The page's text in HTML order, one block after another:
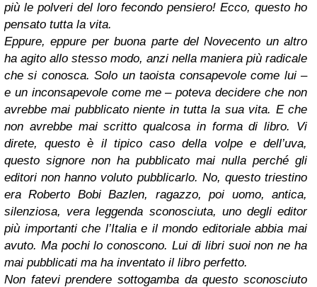
più le polveri del loro fecondo pensiero! Ecco, questo ho
pensato tutta la vita.
Eppure, eppure per buona parte del Novecento un altro
ha agito allo stesso modo, anzi nella maniera più radicale
che si conosca. Solo un taoista consapevole come lui –
e un inconsapevole come me – poteva decidere che non
avrebbe mai pubblicato niente in tutta la sua vita. E che
non avrebbe mai scritto qualcosa in forma di libro. Vi
direte, questo è il tipico caso della volpe e dell’uva,
questo signore non ha pubblicato mai nulla perché gli
editori non hanno voluto pubblicarlo. No, questo triestino
era Roberto BobiBazlen, ragazzo, poi uomo, antica,
silenziosa, vera leggenda sconosciuta, uno degli editor
più importanti che l’Italia e il mondo editoriale abbia mai
avuto. Ma pochi lo conoscono. Lui di libri suoi non ne ha
mai pubblicati ma ha inventato il libro perfetto.
Non fatevi prendere sottogamba da questo sconosciuto